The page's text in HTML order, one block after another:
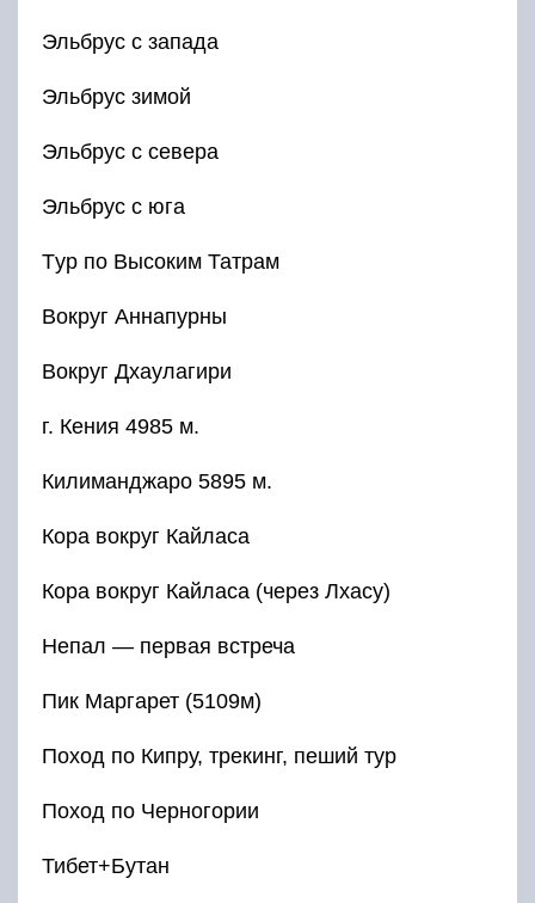
Эльбрус с запада
Эльбрус зимой
Эльбрус с севера
Эльбрус с юга
Tур по Высоким Татрам
Вокруг Аннапурны
Вокруг Дхаулагири
г. Кения 4985 м.
Килиманджаро 5895 м.
Кора вокруг Кайласа
Кора вокруг Кайласа (через Лхасу)
Непал — первая встреча
Пик Маргарет (5109м)
Поход по Кипру, трекинг, пеший тур
Поход по Черногории
Тибет+Бутан